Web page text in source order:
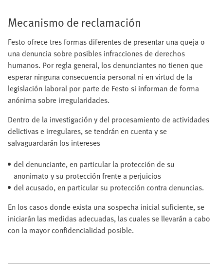
Mecanismo de reclamación
Festo ofrece tres formas diferentes de presentar una queja o
una denuncia sobre posibles infracciones de derechos
humanos. Por regla general, los denunciantes no tienen que
esperar ninguna consecuencia personal ni en virtud de la
legislación laboral por parte de Festo si informan de forma
anónima sobre irregularidades.
Dentro de la investigación y del procesamiento de actividades
delictivas e irregulares, se tendrán en cuenta y se
salvaguardarán los intereses
del denunciante, en particular la protección de su
anonimato y su protección frente a perjuicios
del acusado, en particular su protección contra denuncias.
En los casos donde exista una sospecha inicial suficiente, se
iniciarán las medidas adecuadas, las cuales se llevarán a cabo
con la mayor confidencialidad posible.